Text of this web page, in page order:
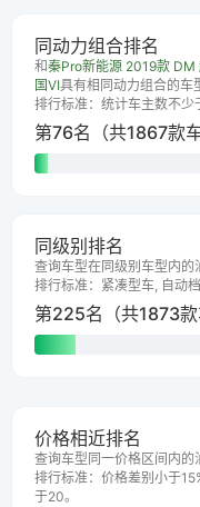
同动力组合排名
和秦Pro新能源 2019款 DM
国VI具有相同动力组合的车
排行标准：统计车主数不少
第76名（共1867款车
同级别排名
查询车型在同级别车型内的
排行标准：紧凑型车, 自动
第225名（共1873款
价格相近排名
查询车型同一价格区间内的
排行标准：价格差别小于
于20。